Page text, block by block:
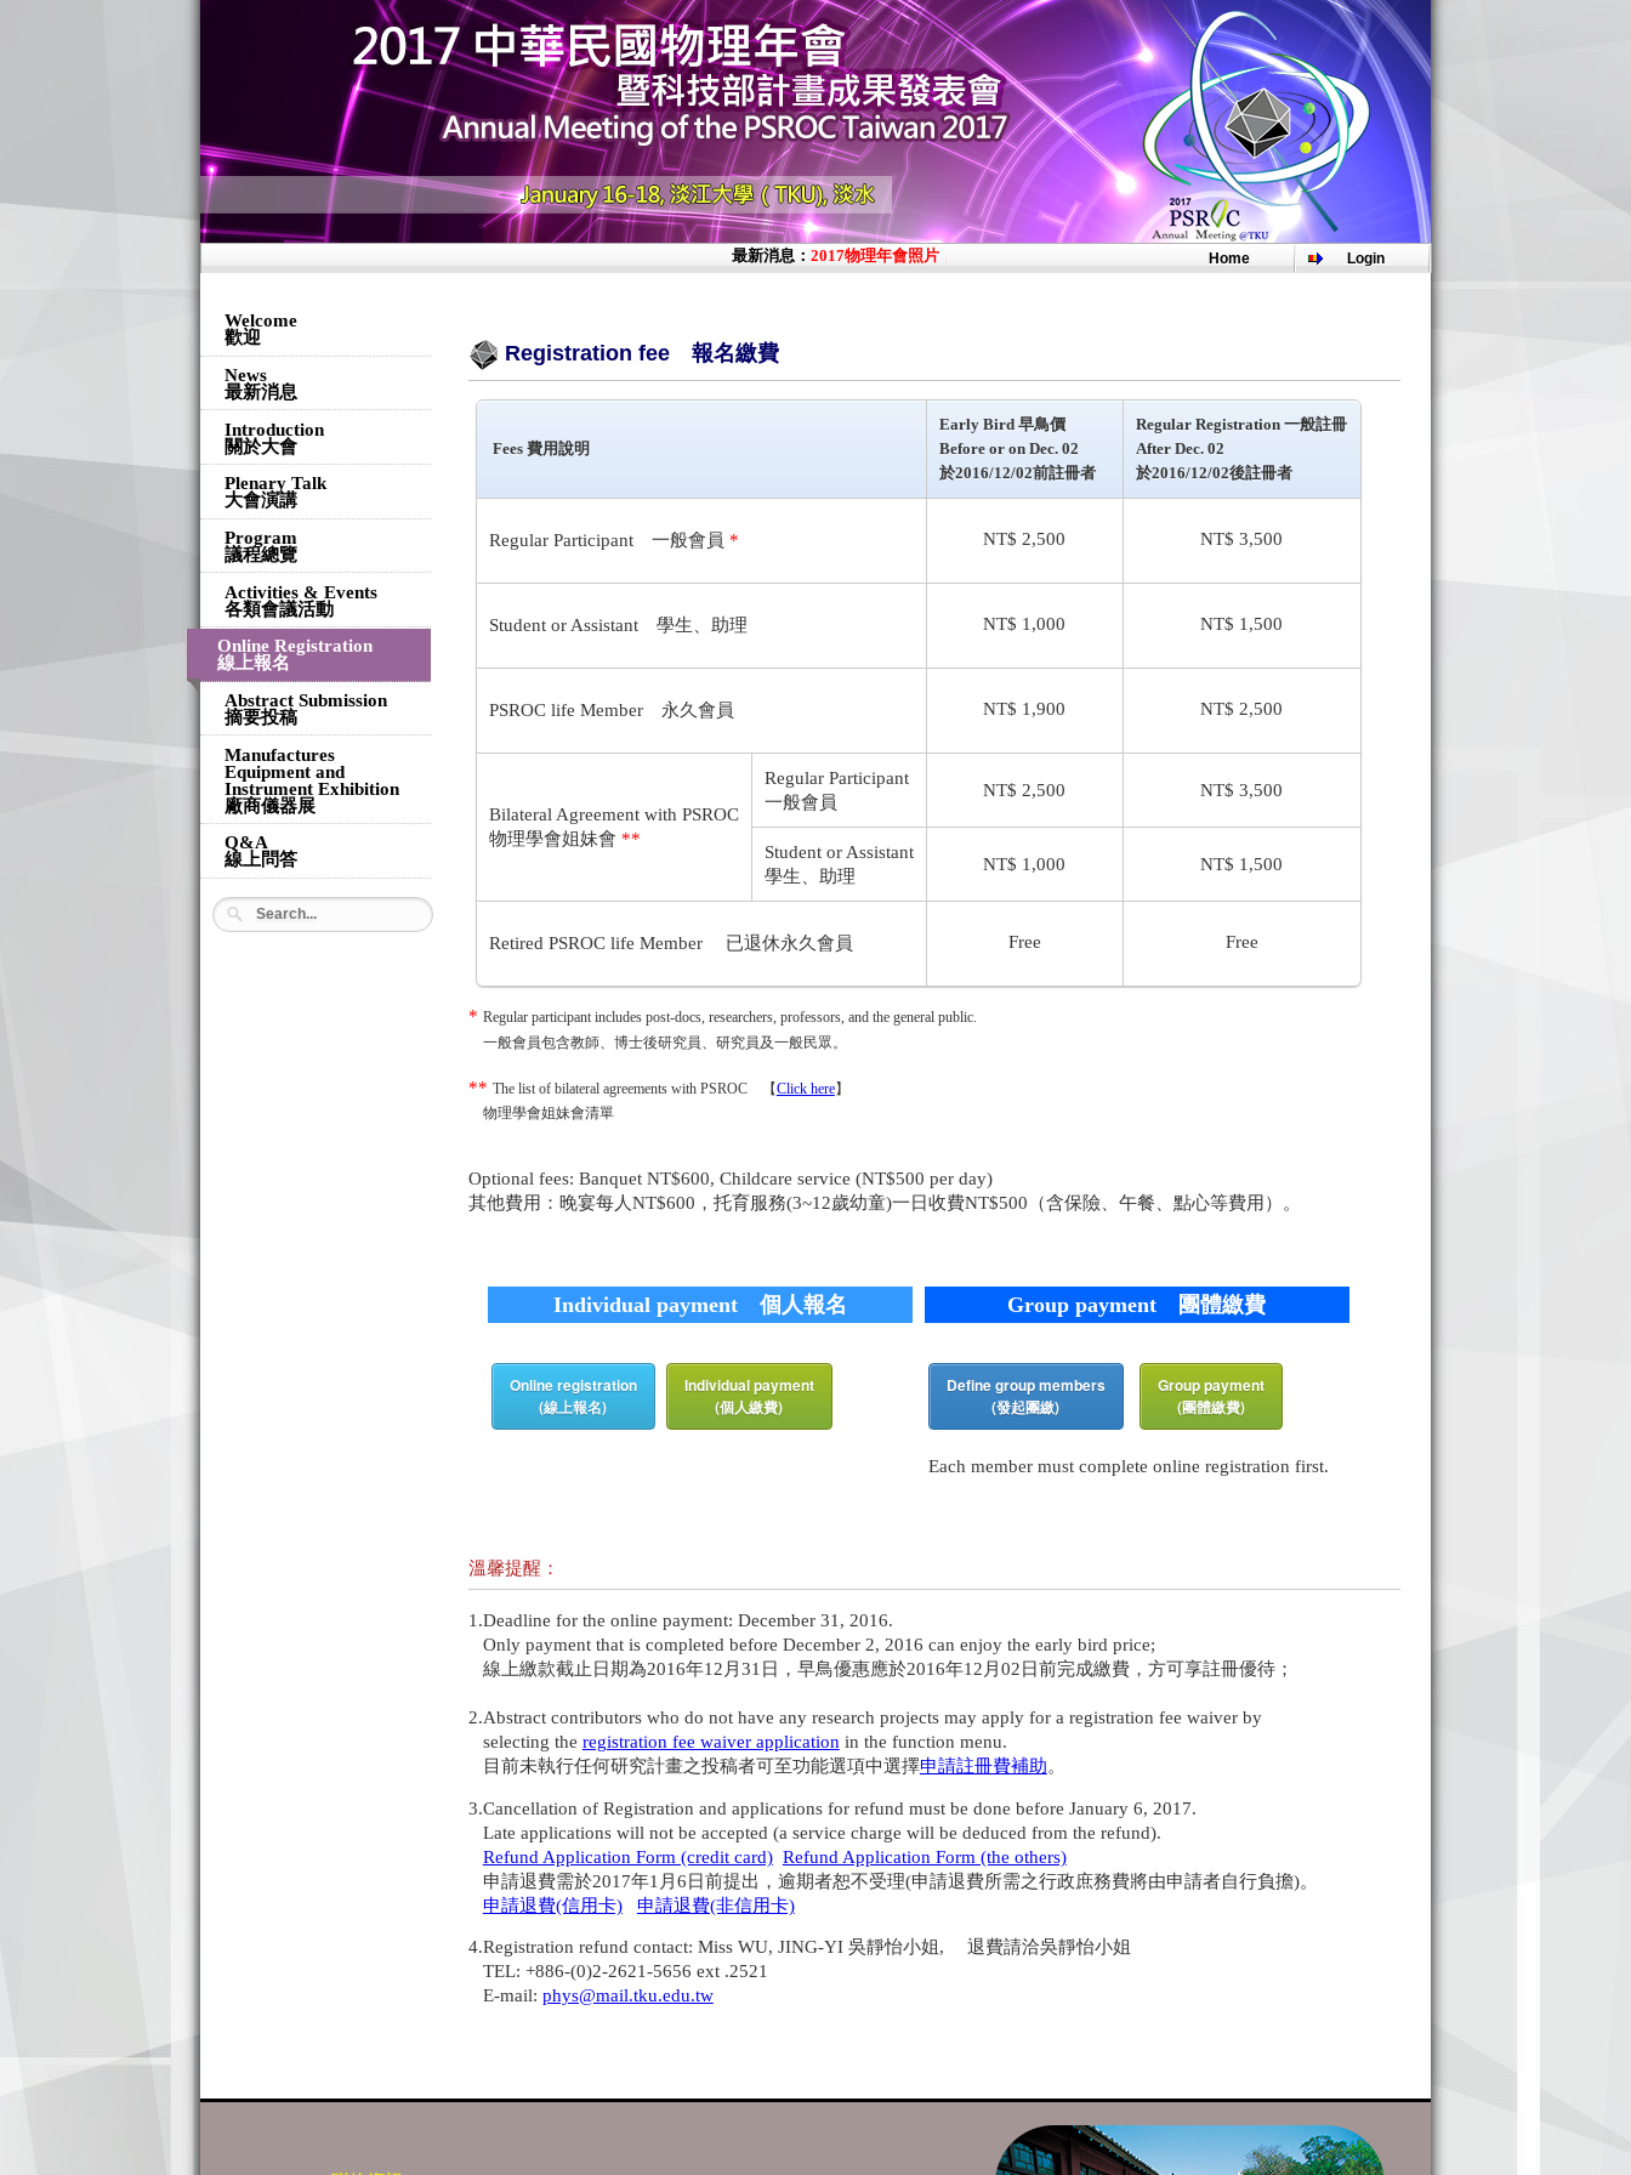
最新消息：2017物理年會照片，【請點此處查看】 ;註冊費收據列印及注意事項： 【請點此處Click Here】
Login
Home
Welcome
歡迎
News
最新消息
Introduction
關於大會
Plenary Talk
大會演講
Program
議程總覽
Activities & Events
各類會議活動
Online Registration
線上報名
Abstract Submission
摘要投稿
Manufactures
Equipment and
Instrument Exhibition
廠商儀器展
Q&A
線上問答
Registration fee 報名繳費
Fees 費用說明
Early Bird 早鳥價
Before or on Dec.02
於2016/12/02前註冊者
Regular Registration 一般註冊
After Dec. 02
於2016/12/02後註冊者
Regular Participant 一般會員 * NT$ 2,500 NT$ 3,500
Student or Assistant學生、助理 NT$ 1,000 NT$ 1,500
PSROC life Member 永久會員 NT$ 1,900 NT$ 2,500
Bilateral Agreement with PSROC
物理學會姐妹會 **
Regular Participant
一般會員
NT$ 2,500 NT$ 3,500
Student or Assistant
學生、助理
NT$ 1,000 NT$ 1,500
Retired PSROC life Member 已退休永久會員 Free Free
* Regular participant includes post-docs, researchers, professors, and the general public.
一般會員包含教師、博士後研究員、研究員及一般民眾。
** The list of bilateral agreements with PSROC 【Click here】
物理學會姐妹會清單
Optional fees: Banquet NT$600, Childcare service (NT$500 per day)
其他費用：晚宴每人NT$600，托育服務(3~12歲幼童)一日收費NT$500（含保險、午餐、點心等費用）。
Individual payment 個人報名 Group payment 團體繳費
Online registration
(線上報名)
Individual payment
(個人繳費)
Define group members
(發起團繳)
Group payment
(團體繳費)
Each member must complete online registration first.
溫馨提醒：
1.Deadline for the online payment: December 31, 2016.
Only payment that is completed before December 2, 2016 can enjoy the early bird price;
線上繳款截止日期為2016年12月31日，早鳥優惠應於2016年12月02日前完成繳費，方可享註冊優待；
2.Abstract contributors who do not have any research projects may apply for a registration fee waiver by
selecting the registration fee waiver application in the function menu.
目前未執行任何研究計畫之投稿者可至功能選項中選擇申請註冊費補助。
3.Cancellation of Registration and applications for refund must be done before January 6, 2017.
Late applications will not be accepted (a service charge will be deduced from the refund).
Refund Application Form (credit card) Refund Application Form (the others)
申請退費需於2017年1月6日前提出，逾期者恕不受理(申請退費所需之行政庶務費將由申請者自行負擔)。
申請退費(信用卡)
申請退費(非信用卡)
4.Registration refund contact: Miss WU, JING-YI 吳靜怡小姐, 退費請洽吳靜怡小姐
TEL: +886-(0)2-2621-5656 ext .2521
E-mail: phys@mail.tku.edu.tw